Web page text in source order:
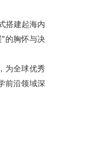
搭建起海内
的胸怀与决
为全球优秀
前沿领域深